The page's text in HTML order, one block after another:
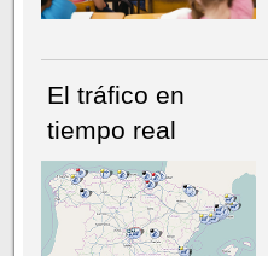
El tráfico en
tiempo real